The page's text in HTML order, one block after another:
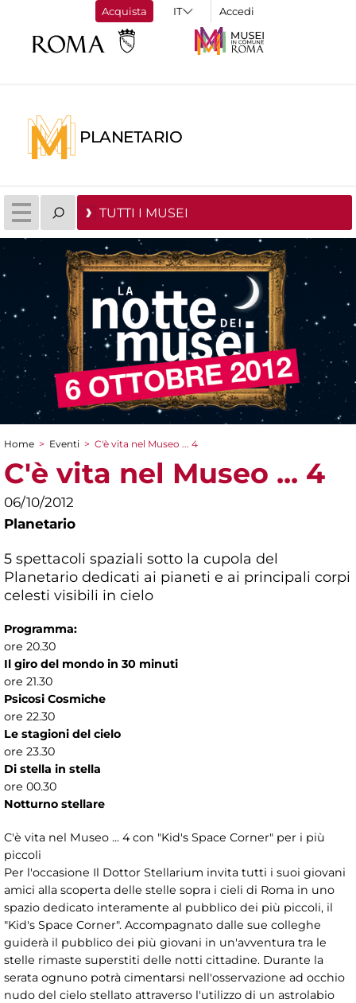
Acquista Accedi
PLANETARIO
TUTTI I MUSEI
Tu sei qui
Home > Eventi > C'è vita nel Museo ... 4
C'è vita nel Museo ... 4
06/10/2012
Planetario
5 spettacoli spaziali sotto la cupola del
Planetario dedicati ai pianeti e ai principali corpi
celesti visibili in cielo
Programma:
ore 20.30
Il giro del mondo in 30 minuti
ore 21.30
Psicosi Cosmiche
ore 22.30
Le stagioni del cielo
ore 23.30
Di stella in stella
ore 00.30
Notturno stellare
C'è vita nel Museo ... 4 con "Kid's Space Corner" per i più
piccoli
Per l'occasione Il Dottor Stellarium invita tutti i suoi giovani
amici alla scoperta delle stelle sopra i cieli di Roma in uno
spazio dedicato interamente al pubblico dei più piccoli, il
"Kid's Space Corner". Accompagnato dalle sue colleghe
guiderà il pubblico dei più giovani in un'avventura tra le
stelle rimaste superstiti delle notti cittadine. Durante la
serata ognuno potrà cimentarsi nell'osservazione ad occhio
nudo del cielo stellato attraverso l'utilizzo di un astrolabio